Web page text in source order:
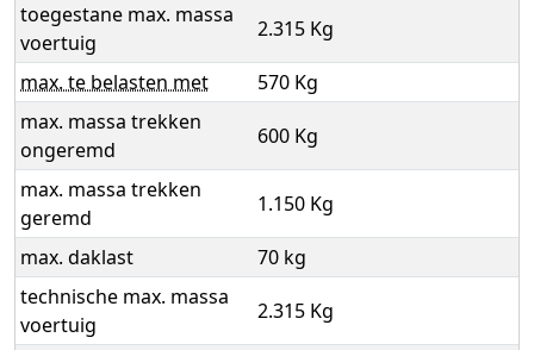
toegestane max. massa
voertuig
2.315 Kg
max. te belasten met
570 Kg
max. massa trekken
ongeremd
600 Kg
max. massa trekken
geremd
1.150 Kg
max. daklast
70 kg
technische max. massa
voertuig
2.315 Kg